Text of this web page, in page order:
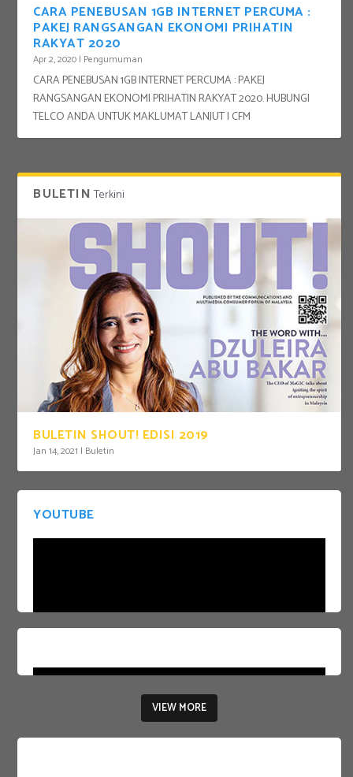
CARA PENEBUSAN 1GB INTERNET PERCUMA :
PAKEJ RANGSANGAN EKONOMI PRIHATIN
RAKYAT 2020
Apr 2, 2020 | Pengumuman
CARA PENEBUSAN 1GB INTERNET PERCUMA : PAKEJ
RANGSANGAN EKONOMI PRIHATIN RAKYAT 2020. HUBUNGI
TELCO ANDA UNTUK MAKLUMAT LANJUT | CFM
BULETIN Terkini
BULETIN SHOUT! EDISI 2019
Jan 14, 2021 | Buletin
YOUTUBE
VIEW MORE